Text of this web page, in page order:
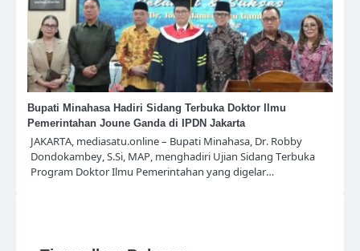
Bupati Minahasa Hadiri Sidang Terbuka Doktor Ilmu
Pemerintahan Joune Ganda di IPDN Jakarta
JAKARTA, mediasatu.online – Bupati Minahasa, Dr. Robby
Dondokambey, S.Si, MAP, menghadiri Ujian Sidang Terbuka
Program Doktor Ilmu Pemerintahan yang digelar…